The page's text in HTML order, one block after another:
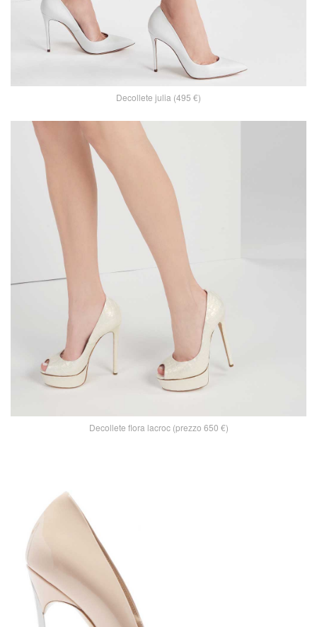
Decollete julia (495 €)
Decollete flora lacroc (prezzo 650 €)